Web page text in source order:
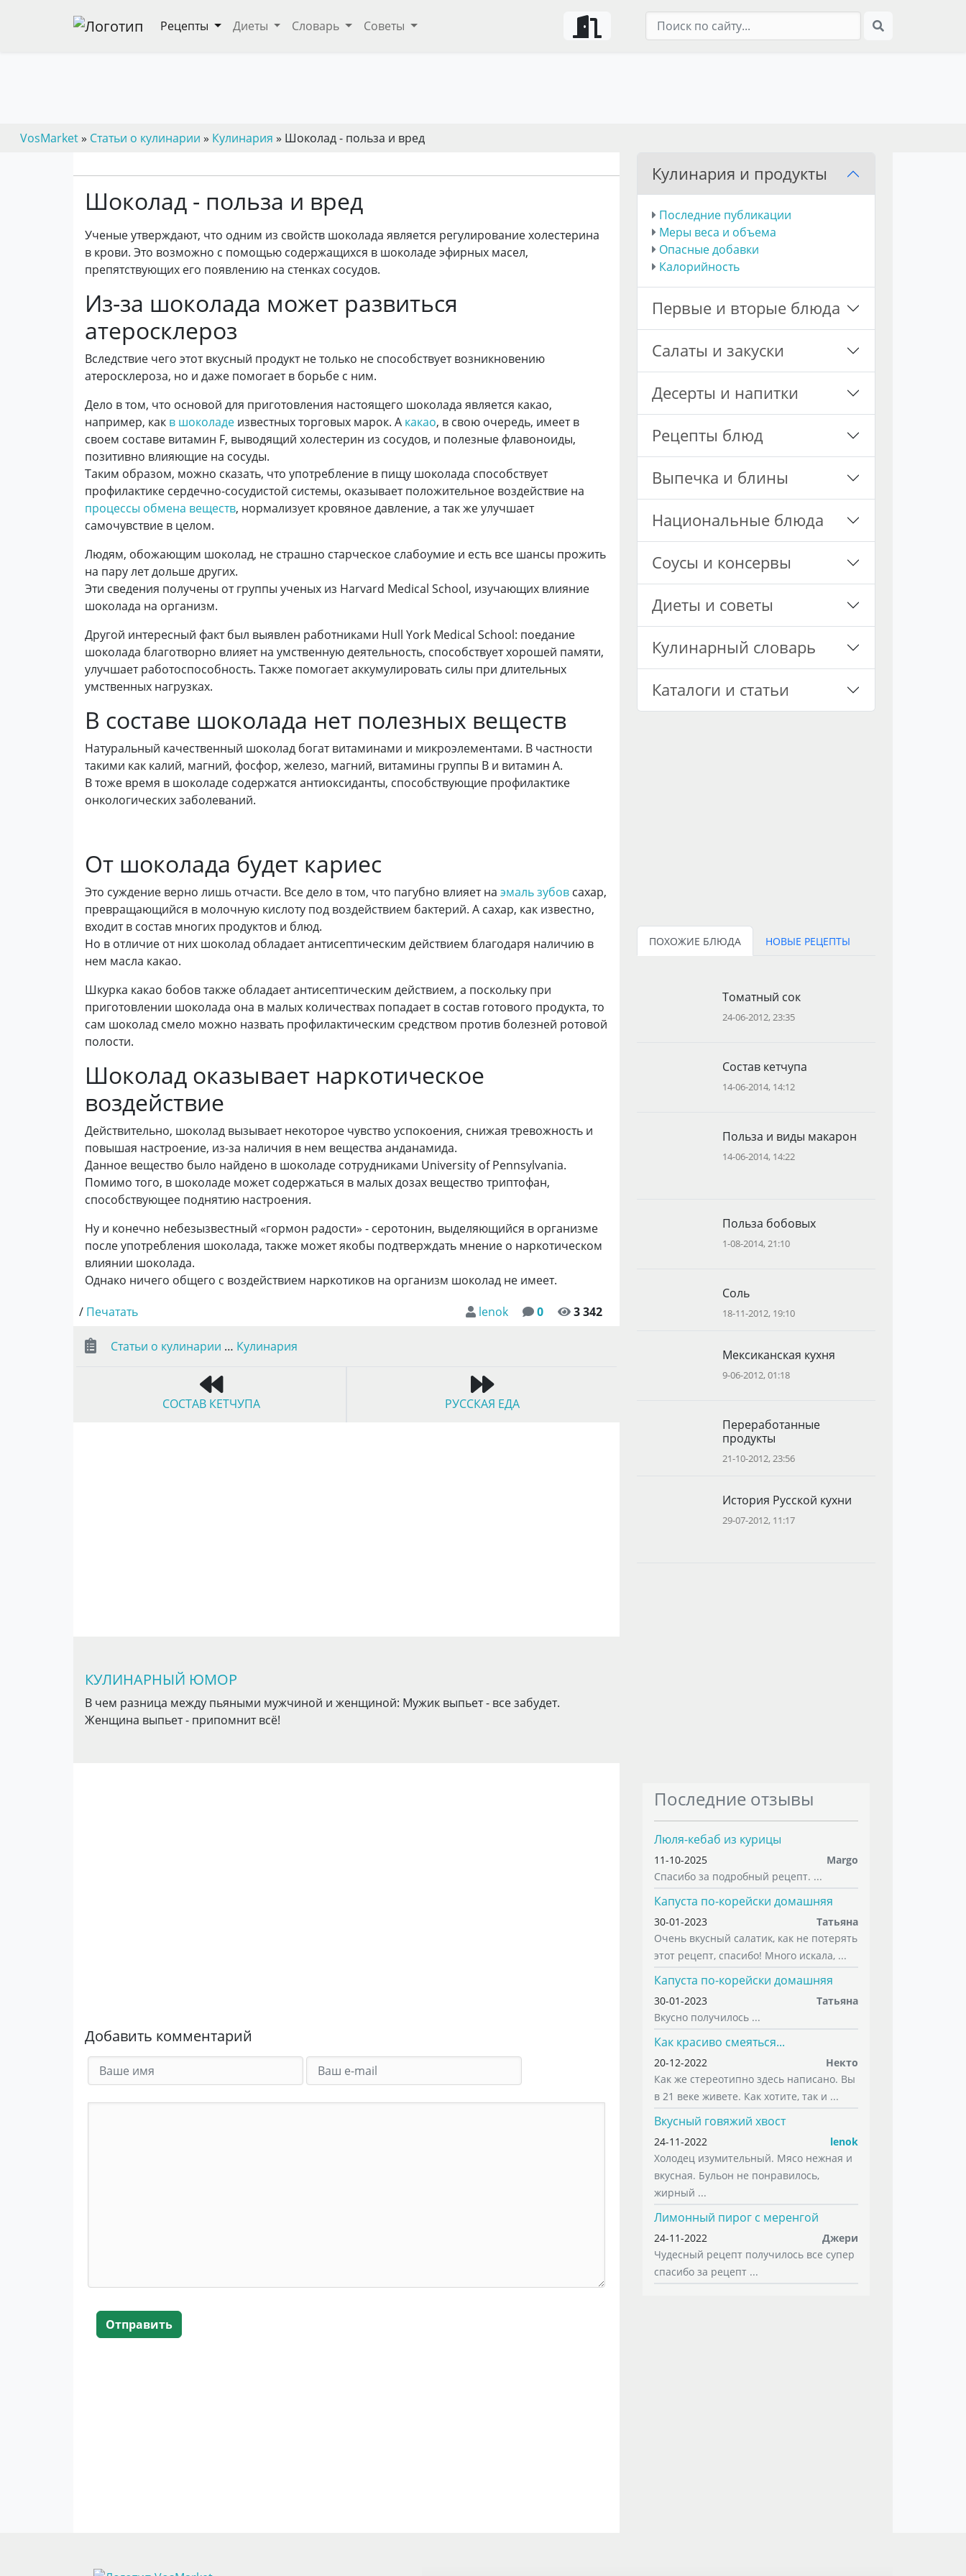
Рецепты Диеты Словарь Советы
VosMarket» Статьи о кулинарии » Кулинария » Шоколад - польза и вред
Шоколад - польза и вред
Ученые утверждают, что одним из свойств шоколада является регулирование холестерина
в крови. Это возможно с помощью содержащихся в шоколаде эфирных масел,
препятствующих его появлению на стенках сосудов.
Из-за шоколада может развиться
атеросклероз
Вследствие чего этот вкусный продукт не только не способствует возникновению
атеросклероза, но и даже помогает в борьбе с ним.
Дело в том, что основой для приготовления настоящего шоколада является какао,
например, как в шоколаде известных торговых марок. А какао, в свою очередь, имеет в
своем составе витамин F, выводящий холестерин из сосудов, и полезные флавоноиды,
позитивно влияющие на сосуды.
Таким образом, можно сказать, что употребление в пищу шоколада способствует
профилактике сердечно-сосудистой системы, оказывает положительное воздействие на
процессы обмена веществ, нормализует кровяное давление, а так же улучшает
самочувствие в целом.
Людям, обожающим шоколад, не страшно старческое слабоумие и есть все шансы прожить
на пару лет дольше других.
Эти сведения получены от группы ученых из Harvard Medical School, изучающих влияние
шоколада на организм.
Другой интересный факт был выявлен работниками Hull York Medical School: поедание
шоколада благотворно влияет на умственную деятельность, способствует хорошей памяти,
улучшает работоспособность. Также помогает аккумулировать силы при длительных
умственных нагрузках.
В составе шоколада нет полезных веществ
Натуральный качественный шоколад богат витаминами и микроэлементами. В частности
такими как калий, магний, фосфор, железо, магний, витамины группы В и витамин А.
В тоже время в шоколаде содержатся антиоксиданты, способствующие профилактике
онкологических заболеваний.
От шоколада будет кариес
Это суждение верно лишь отчасти. Все дело в том, что пагубно влияет на эмаль зубов сахар,
превращающийся в молочную кислоту под воздействием бактерий. А сахар, как известно,
входит в состав многих продуктов и блюд.
Но в отличие от них шоколад обладает антисептическим действием благодаря наличию в
нем масла какао.
Шкурка какао бобов также обладает антисептическим действием, а поскольку при
приготовлении шоколада она в малых количествах попадает в состав готового продукта, то
сам шоколад смело можно назвать профилактическим средством против болезней ротовой
полости.
Шоколад оказывает наркотическое
воздействие
Действительно, шоколад вызывает некоторое чувство успокоения, снижая тревожность и
повышая настроение, из-за наличия в нем вещества анданамида.
Данное вещество было найдено в шоколаде сотрудниками University of Pennsylvania.
Помимо того, в шоколаде может содержаться в малых дозах вещество триптофан,
способствующее поднятию настроения.
Ну и конечно небезызвестный «гормон радости» - серотонин, выделяющийся в организме
после употребления шоколада, также может якобы подтверждать мнение о наркотическом
влиянии шоколада.
Однако ничего общего с воздействием наркотиков на организм шоколад не имеет.
lenok
0 3 342
/ Печатать
Статьи о кулинарии … Кулинария
СОСТАВ КЕТЧУПА РУССКАЯ ЕДА
КУЛИНАРНЫЙ ЮМОР
В чем разница между пьяными мужчиной и женщиной: Мужик выпьет - все забудет.
Женщина выпьет - припомнит всё!
Добавить комментарий
Отправить
Кулинария и продукты
Последние публикации
Меры веса и объема
Опасные добавки
Калорийность
Первые и вторые блюда
Салаты и закуски
Десерты и напитки
Рецепты блюд
Выпечка и блины
Национальные блюда
Соусы и консервы
Диеты и советы
Кулинарный словарь
Каталоги и статьи
ПОХОЖИЕ БЛЮДА НОВЫЕ РЕЦЕПТЫ
Томатный сок
24-06-2012, 23:35
Состав кетчупа
14-06-2014, 14:12
Польза и виды макарон
14-06-2014, 14:22
Польза бобовых
1-08-2014, 21:10
Соль
18-11-2012, 19:10
Мексиканская кухня
9-06-2012, 01:18
Переработанные
продукты
21-10-2012, 23:56
История Русской кухни
29-07-2012, 11:17
Последние отзывы
Люля-кебаб из курицы
11-10-2025
Margo
Спасибо за подробный рецепт. ...
Капуста по-корейски домашняя
30-01-2023
Татьяна
Очень вкусный салатик, как не потерять
этот рецепт, спасибо! Много искала, ...
Капуста по-корейски домашняя
30-01-2023
Татьяна
Вкусно получилось ...
Как красиво смеяться...
20-12-2022
Некто
Как же стереотипно здесь написано. Вы
в 21 веке живете. Как хотите, так и ...
Вкусный говяжий хвост
24-11-2022
lenok
Холодец изумительный. Мясо нежная и
вкусная. Бульон не понравилось,
жирный ...
Лимонный пирог с меренгой
24-11-2022
Джери
Чудесный рецепт получилось все супер
спасибо за рецепт ...